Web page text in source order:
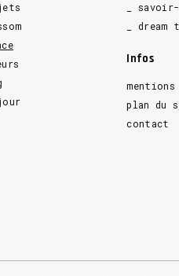
_
_ dream
Infos
plan du
contact